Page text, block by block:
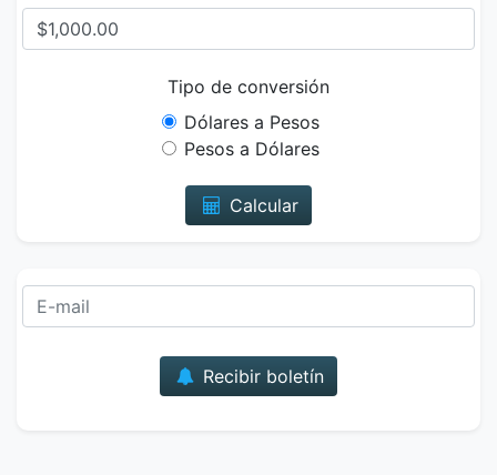
Tipo de conversión
Dólares a Pesos
Pesos a Dólares
Calcular
Recibir boletín